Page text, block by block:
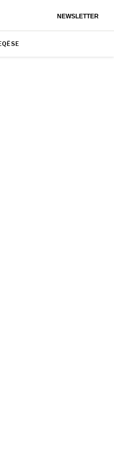
NEWSLETTER